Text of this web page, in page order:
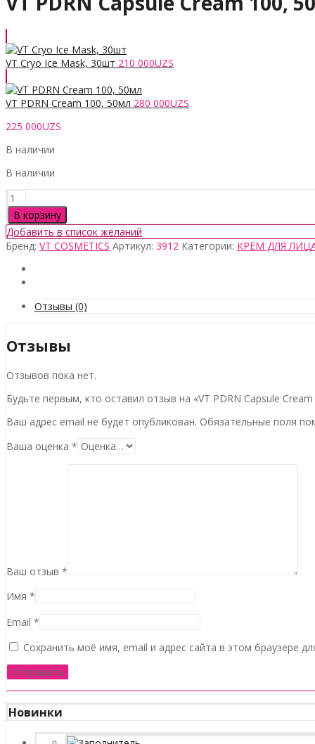
VT Cryo Ice Mask, 30шт 210 000UZS
VT PDRN Cream 100, 50мл 280 000UZS
225 000UZS
В наличии
В наличии
Количество
товара
VT
PDRN
Capsule
В корзину
Добавить в список желаний
Бренд: VT COSMETICS Артикул: 3912 Категории: КРЕМ ДЛЯ
Отзывы (0)
Отзывы
Отзывов пока нет.
Будьте первым, кто оставил отзыв на «VT PDRN Capsule
Ваш адрес email не будет опубликован. Обязательные поля
Ваша оценка *
Ваш отзыв *
Имя *
Email *
Сохранить моё имя, email и адрес сайта в этом браузере
Новинки